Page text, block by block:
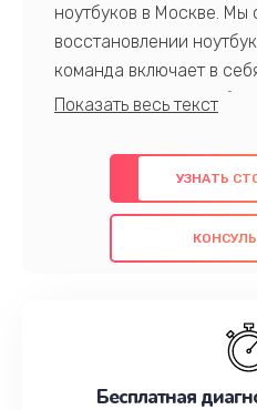
ноутбуков в Москве. Мы
восстановлении
команда включает в
профессионалов с
предлагаем быстрый и
использованием
также гарантируем
проведенных работ.
наилучшим образом. Не
УЗНАТЬ
Бесплатная